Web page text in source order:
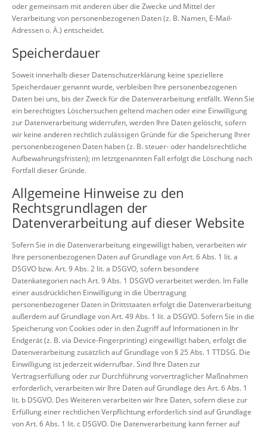
oder gemeinsam mit anderen über die Zwecke und Mittel der
Verarbeitung von personenbezogenen Daten (z. B. Namen, E-Mail-
Adressen o. Ä.) entscheidet.
Speicherdauer
Soweit innerhalb dieser Datenschutzerklärung keine speziellere
Speicherdauer genannt wurde, verbleiben Ihre personenbezogenen
Daten bei uns, bis der Zweck für die Datenverarbeitung entfällt. Wenn Sie
ein berechtigtes Löschersuchen geltend machen oder eine Einwilligung
zur Datenverarbeitung widerrufen, werden Ihre Daten gelöscht, sofern
wir keine anderen rechtlich zulässigen Gründe für die Speicherung Ihrer
personenbezogenen Daten haben (z. B. steuer- oder handelsrechtliche
Aufbewahrungsfristen); im letztgenannten Fall erfolgt die Löschung nach
Fortfall dieser Gründe.
Allgemeine Hinweise zu den
Rechtsgrundlagen der
Datenverarbeitung auf dieser Website
Sofern Sie in die Datenverarbeitung eingewilligt haben, verarbeiten wir
Ihre personenbezogenen Daten auf Grundlage von Art. 6 Abs. 1 lit. a
DSGVO bzw. Art. 9 Abs. 2 lit. a DSGVO, sofern besondere
Datenkategorien nach Art. 9 Abs. 1 DSGVO verarbeitet werden. Im Falle
einer ausdrücklichen Einwilligung in die Übertragung
personenbezogener Daten in Drittstaaten erfolgt die Datenverarbeitung
außerdem auf Grundlage von Art. 49 Abs. 1 lit. a DSGVO. Sofern Sie in die
Speicherung von Cookies oder in den Zugriff auf Informationen in Ihr
Endgerät (z. B. via Device-Fingerprinting) eingewilligt haben, erfolgt die
Datenverarbeitung zusätzlich auf Grundlage von § 25 Abs. 1 TTDSG. Die
Einwilligung ist jederzeit widerrufbar. Sind Ihre Daten zur
Vertragserfüllung oder zur Durchführung vorvertraglicher Maßnahmen
erforderlich, verarbeiten wir Ihre Daten auf Grundlage des Art. 6 Abs. 1
lit. b DSGVO. Des Weiteren verarbeiten wir Ihre Daten, sofern diese zur
Erfüllung einer rechtlichen Verpflichtung erforderlich sind auf Grundlage
von Art. 6 Abs. 1 lit. c DSGVO. Die Datenverarbeitung kann ferner auf